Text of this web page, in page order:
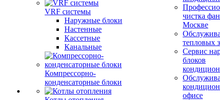
VRF системы
Наружные блоки
Настенные
Кассетные
Канальные
Компрессорно-
конденсаторные блоки
чистка
Москве
тепловых
Сервис
блоков
офисе